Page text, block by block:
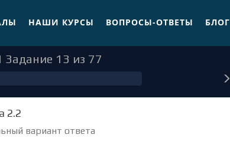
НАШИ КУРСЫ ВОПРОСЫ-ОТВЕТЫ БЛОГ
Задание 13 из 77
2.2
вариант ответа